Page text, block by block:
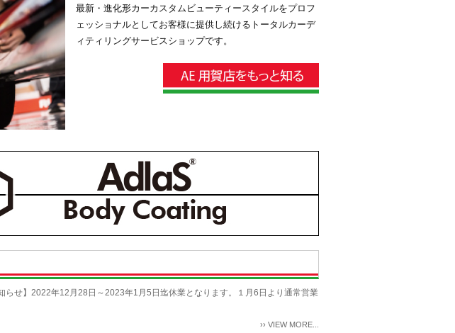
最新・進化形カーカスタムビューティースタイルをプロフ
ェッショナルとしてお客様に提供し続けるトータルカーデ
ィティリングサービスショップです。
らせ】2022年12月28日～2023年1月5日迄休業となります。１月6日より通常営業
›› VIEW MORE...